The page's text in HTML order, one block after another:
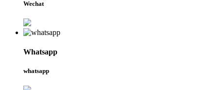
Wechat
Whatsapp
whatsapp